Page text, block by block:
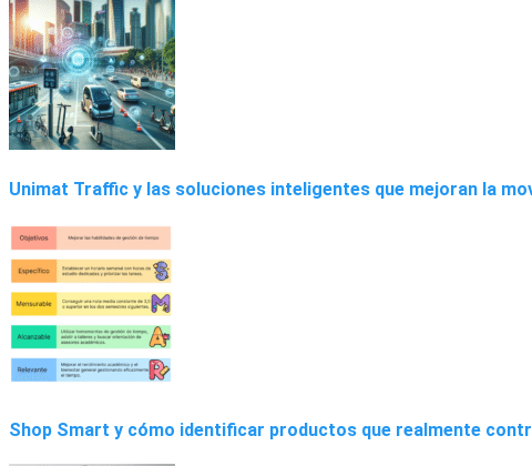
Unimat Traffic y las soluciones inteligentes que mejoran la
Shop Smart y cómo identificar productos que realmente